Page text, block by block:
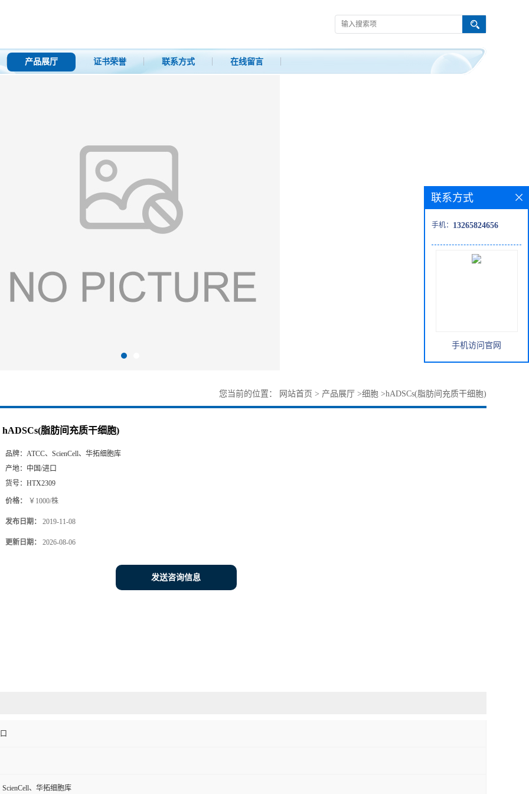
产品展厅 证书荣誉 联系方式 在线留言
您当前的位置： 网站首页 > 产品展厅 >细胞 >hADSCs(脂肪间充质干细胞)
hADSCs(脂肪间充质干细胞)
品牌： ATCC、ScienCell、华拓细胞库
产地： 中国/进口
货号： HTX2309
价格： ￥1000/株
发布日期： 2019-11-08
更新日期： 2026-08-06
发送咨询信息
ScienCell、华拓细胞库
联系方式
手机： 13265824656
手机访问官网